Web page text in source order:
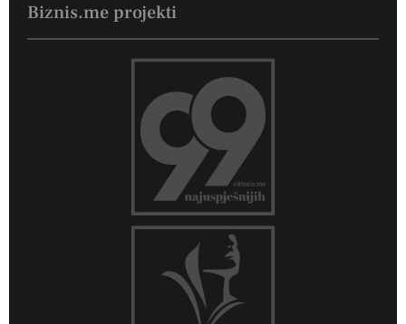
Biznis.me projekti